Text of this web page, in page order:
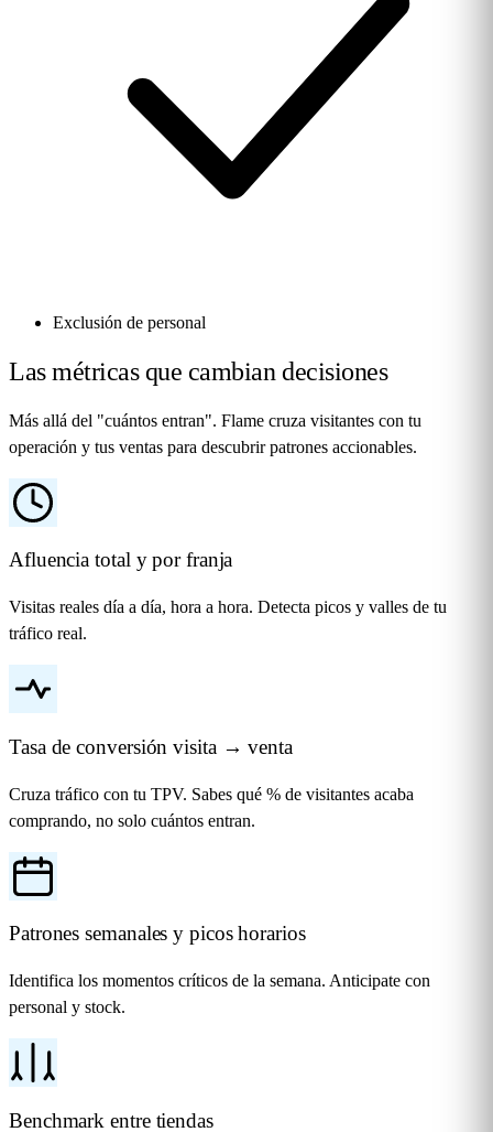
Exclusión de personal
Las métricas que cambian decisiones
Más allá del "cuántos entran". Flame cruza visitantes con tu
operación y tus ventas para descubrir patrones accionables.
Afluencia total y por franja
Visitas reales día a día, hora a hora. Detecta picos y valles de tu
tráfico real.
Tasa de conversión visita → venta
Cruza tráfico con tu TPV. Sabes qué % de visitantes acaba
comprando, no solo cuántos entran.
Patrones semanales y picos horarios
Identifica los momentos críticos de la semana. Anticipate con
personal y stock.
Benchmark entre tiendas